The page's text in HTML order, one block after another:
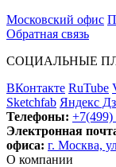
Московский офис
Обратная связь
СОЦИАЛЬНЫЕ
ВКонтакте RuTube
Sketchfab Яндекс
Телефоны: +7(499)
Электронная
офиса: г. Москва,
О компании